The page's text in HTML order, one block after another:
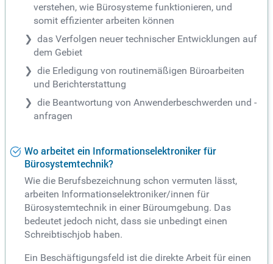
verstehen, wie Bürosysteme funktionieren, und
somit effizienter arbeiten können
das Verfolgen neuer technischer Entwicklungen auf
dem Gebiet
die Erledigung von routinemäßigen Büroarbeiten
und Berichterstattung
die Beantwortung von Anwenderbeschwerden und -
anfragen
Wo arbeitet ein Informationselektroniker für
Bürosystemtechnik?
Wie die Berufsbezeichnung schon vermuten lässt,
arbeiten Informationselektroniker/innen für
Bürosystemtechnik in einer Büroumgebung. Das
bedeutet jedoch nicht, dass sie unbedingt einen
Schreibtischjob haben.
Ein Beschäftigungsfeld ist die direkte Arbeit für einen